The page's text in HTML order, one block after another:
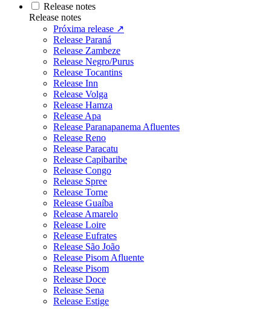
Release notes
Release notes
Próxima release ↗
Release Paraná
Release Zambeze
Release Negro/Purus
Release Tocantins
Release Inn
Release Volga
Release Hamza
Release Apa
Release Paranapanema Afluentes
Release Reno
Release Paracatu
Release Capibaribe
Release Congo
Release Spree
Release Torne
Release Guaíba
Release Amarelo
Release Loire
Release Eufrates
Release São João
Release Pisom Afluente
Release Pisom
Release Doce
Release Sena
Release Estige